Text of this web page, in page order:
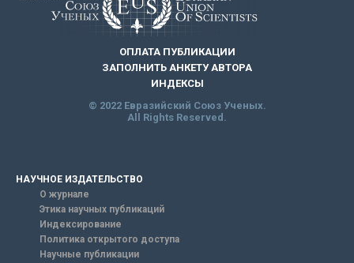
ОПЛАТА ПУБЛИКАЦИИ
ЗАПОЛНИТЬ АНКЕТУ АВТОРА
ИНДЕКСЫ
© 2022 Евразийский Союз Ученых.
All Rights Reserved.
НАУЧНОЕ ИЗДАТЕЛЬСТВО
О журнале
Этика научных публикаций
Индексирование
Политика открытого доступа
Научные публикации